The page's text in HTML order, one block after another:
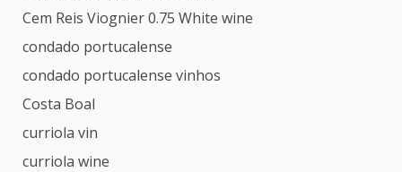
Cem Reis Viognier 0.75 White wine
condado portucalense
condado portucalense vinhos
Costa Boal
curriola vin
curriola wine